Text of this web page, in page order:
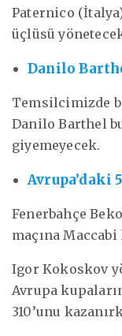
Paternico
üçlüsü
Danilo
Temsilcimizde
Danilo Barthel
giyemeyecek.
Avrupa’daki
Fenerbahçe
maçına Maccabi
Igor Kokoskov
Avrupa
310’unu